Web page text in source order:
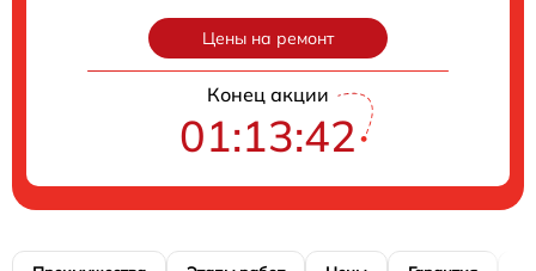
Цены на ремонт
Конец акции
01:13:41